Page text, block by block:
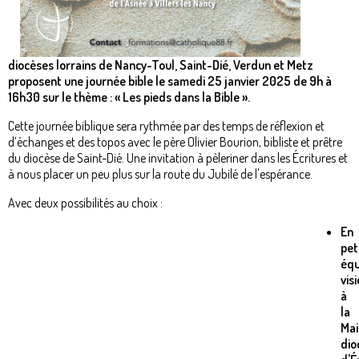
diocèses lorrains de Nancy-Toul, Saint-Dié, Verdun et Metz
proposent une journée bible le samedi 25 janvier 2025 de 9h à
16h30 sur le thème : « Les pieds dans la Bible ».
Cette journée biblique sera rythmée par des temps de réflexion et
d’échanges et des topos avec le père Olivier Bourion, bibliste et prêtre
du diocèse de Saint-Dié. Une invitation à pèleriner dans les Écritures et
à nous placer un peu plus sur la route du Jubilé de l'espérance.
Avec deux possibilités au choix :
En
à
la